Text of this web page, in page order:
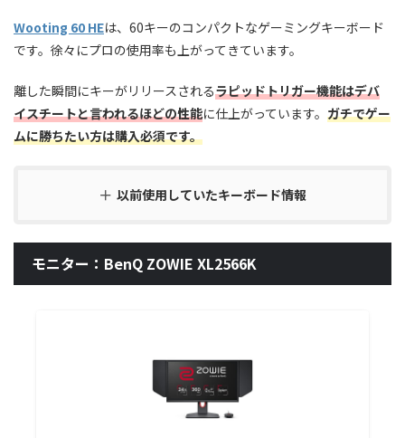
Wooting 60 HEは、60キーのコンパクトなゲーミングキーボード
です。徐々にプロの使用率も上がってきています。
離した瞬間にキーがリリースされるラピッドトリガー機能はデバ
イスチートと言われるほどの性能に仕上がっています。 ガチでゲー
ムに勝ちたい方は購入必須です。
以前使用していたキーボード情報
モニター：BenQ ZOWIE XL2566K